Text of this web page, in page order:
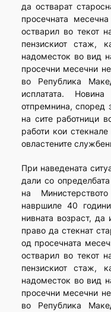
да остварат
просечната
остварил во текот
пензискиот стаж,
надоместок во вид
просечни месечни
во Република
исплатата.
отпремнина, според
на сите работници
работи кои
овластените
При наведената
дали со
на
навршиле 40
нивната возраст,
право да стекнат
од просечната
остварил во текот
пензискиот стаж,
надоместок во вид
просечни месечни
во Република